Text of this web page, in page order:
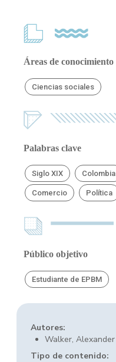
Áreas de conocimiento
Ciencias sociales
Palabras clave
Siglo XIX Colombia
Comercio Política
Público objetivo
Estudiante de EPBM
Autores:
Walker, Alexander
Tipo de contenido: